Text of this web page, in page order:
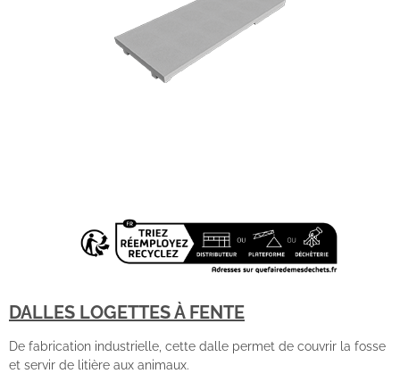
DALLES LOGETTES À FENTE
De fabrication industrielle, cette dalle permet de couvrir la fosse
et servir de litière aux animaux.